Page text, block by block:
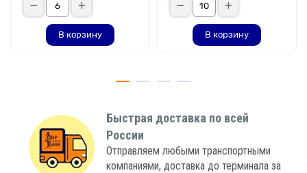
В корзину В корзину
Быстрая доставка по всей
России
Отправляем любыми транспортными
компаниями, доставка до терминала за